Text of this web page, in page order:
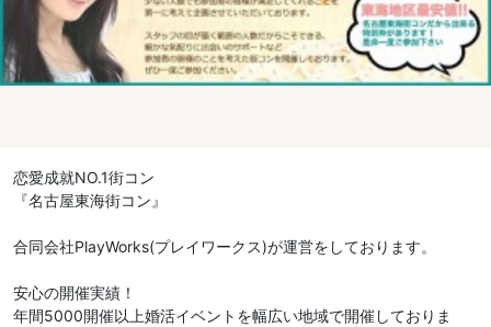
恋愛成就NO.1街コン
『名古屋東海街コン』
合同会社PlayWorks(プレイワークス)が運営をしております。
安心の開催実績！
年間5000開催以上婚活イベントを幅広い地域で開催しておりま